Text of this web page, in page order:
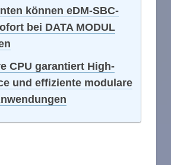
können eDM-SBC-
bei DATA MODUL
CPU garantiert High-
und effiziente modulare